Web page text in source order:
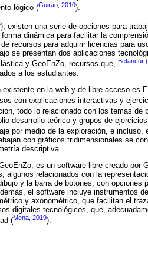
lógico (Guirao, 2010).
), existen una serie de opciones para
dinámica para facilitar la
recursos para adquirir licencias para
se presentan dos aplicaciones
y GeoEnZo, recursos que, Betancur
a los estudiantes.
existente en la web y de libre acceso
con explicaciones interactivas y
todo lo relacionado con los temas
desarrollo teórico y grupos de
por medio de la exploración, e
con gráficos tridimensionales se
descriptiva.
es un software libre creado
algunos relacionados con la
y la barra de botones, con opciones
el software incluye instrumentos
y axonométrico, que facilitan el
digitales tecnológicos, que,
(Mena, 2019).